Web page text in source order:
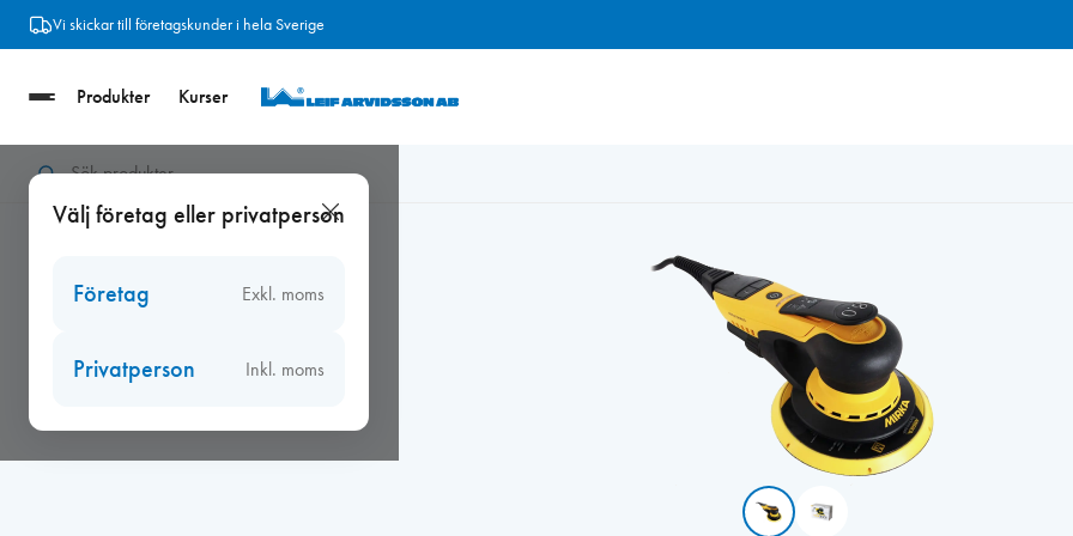
Hoppa
Vi skickar till företagskunder i hela Sverige
Produkter Kurser
Välj företag eller privatperson
Företag Exkl. moms
Privatperson Inkl. moms
Hem Mirka DEROS II 680EU Ø125/150mm, orbit 8.0mm